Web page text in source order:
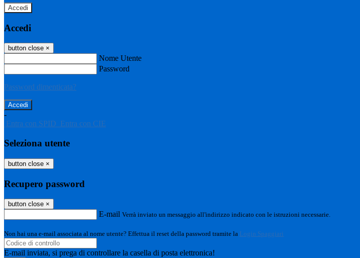
Accedi
Accedi
button close ×
Nome Utente
Password
Password dimenticata?
-
Entra con SPID Entra con CIE
Seleziona utente
button close ×
Recupero password
button close ×
E-mail Verrà inviato un messaggio all'indirizzo indicato con le istruzioni necessarie.
Non hai una e-mail associata al nome utente? Effettua il reset della password tramite la Login Spaggiari
E-mail inviata, si prega di controllare la casella di posta elettronica!